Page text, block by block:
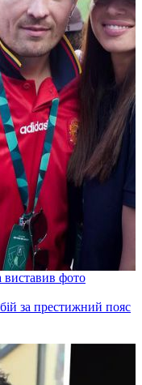
виставив фото
за престижний пояс